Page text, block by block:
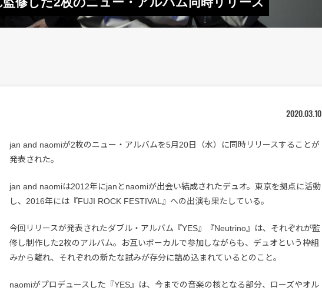
2020.03.10
jan and naomiが2枚のニュー・アルバムを5月20日（水）に同時リリースすることが
発表された。
jan and naomiは2012年にjanとnaomiが出会い結成されたデュオ。東京を拠点に活動
し、2016年には『FUJI ROCK FESTIVAL』への出演も果たしている。
今回リリースが発表されたダブル・アルバム『YES』『Neutrino』は、それぞれが監
修し制作した2枚のアルバム。お互いボーカルで参加しながらも、デュオという枠組
みから離れ、それぞれの新たな試みが存分に詰め込まれているとのこと。
naomiがプロデュースした『YES』は、今までの音楽の核となる部分、ローズやオル